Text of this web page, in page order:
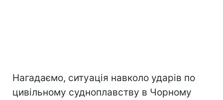
Нагадаємо, ситуація навколо ударів по
цивільному судноплавству в Чорному